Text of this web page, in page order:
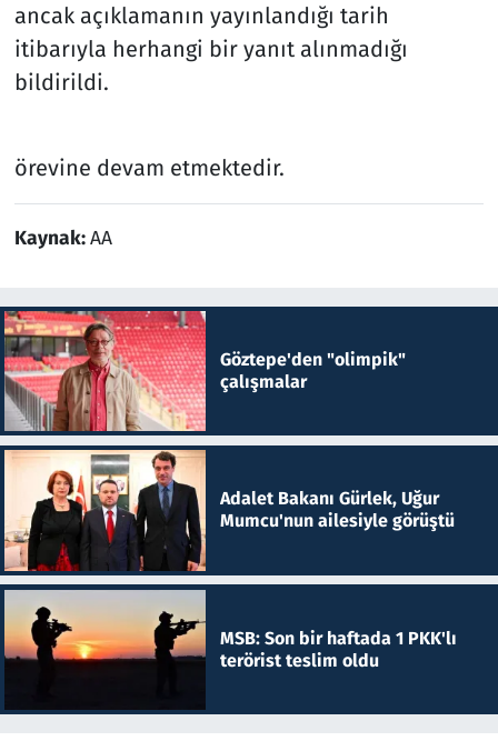
ancak açıklamanın yayınlandığı tarih
itibarıyla herhangi bir yanıt alınmadığı
bildirildi.
örevine devam etmektedir.
Kaynak:AA
Göztepe'den "olimpik"
çalışmalar
Adalet Bakanı Gürlek, Uğur
Mumcu'nun ailesiyle görüştü
MSB: Son bir haftada 1 PKK'lı
terörist teslim oldu